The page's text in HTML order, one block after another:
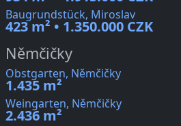
Baugrundstück, Miroslav
423 m² • 1.350.000 CZK
Němčičky
Obstgarten, Němčičky
1.435 m²
Weingarten, Němčičky
2.436 m²